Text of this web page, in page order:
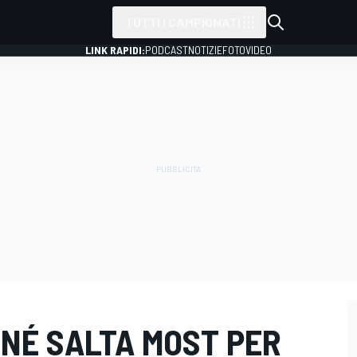
LINK RAPIDI:PODCASTNOTIZIEFOTOVIDEO
SALTA MOST PER